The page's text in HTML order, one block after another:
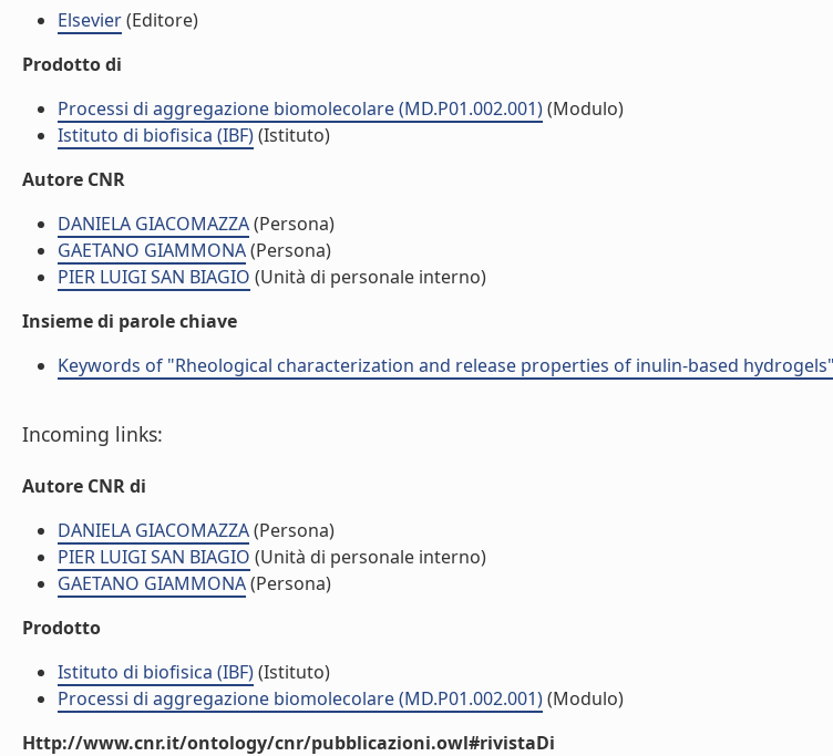
Elsevier(Editore)
Prodotto di
Processi di aggregazione biomolecolare (MD.P01.002.001)(Modulo)
Istituto di biofisica (IBF)(Istituto)
Autore CNR
DANIELA GIACOMAZZA(Persona)
GAETANO GIAMMONA(Persona)
PIER LUIGI SAN BIAGIO (Unità di personale interno)
Insieme di parole chiave
Keywords of "Rheological characterization and release properties of inulin-based hydrogels"
Incoming links:
Autore CNR di
DANIELA GIACOMAZZA(Persona)
PIER LUIGI SAN BIAGIO (Unità di personale interno)
GAETANO GIAMMONA(Persona)
Prodotto
Istituto di biofisica (IBF)(Istituto)
Processi di aggregazione biomolecolare (MD.P01.002.001)(Modulo)
Http://www.cnr.it/ontology/cnr/pubblicazioni.owl#rivistaDi